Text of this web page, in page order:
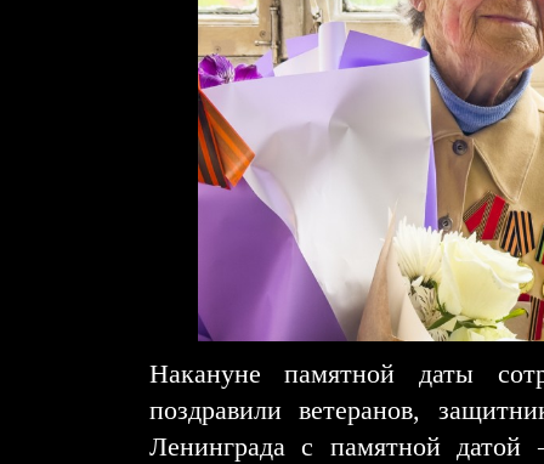
Накануне памятной даты
поздравили ветеранов,
Ленинграда с памятной